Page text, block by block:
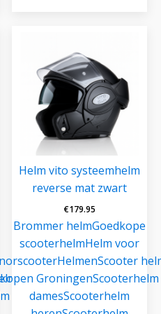
Helm vito systeemhelm
reverse mat zwart
€179.95
Brommer helmGoedkope
scooterhelmHelm voor
HelmenScooter
kopen GroningenScooterhelm
damesScooterhelm